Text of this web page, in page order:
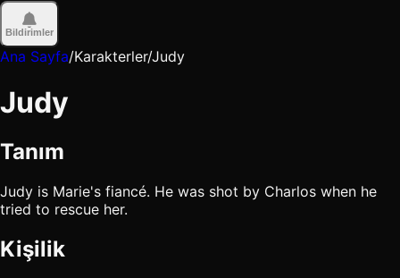
Bildirimler
Ana Sayfa/Karakterler/Judy
Judy
Tanım
Judy is Marie's fiancé. He was shot by Charlos when he
tried to rescue her.
Kişilik